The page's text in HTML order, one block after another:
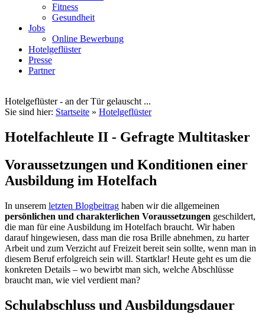
Fitness
Gesundheit
Jobs
Online Bewerbung
Hotelgeflüster
Presse
Partner
Hotelgeflüster - an der Tür gelauscht ...
Sie sind hier: Startseite » Hotelgeflüster
Hotelfachleute II - Gefragte Multitasker
Voraussetzungen und Konditionen einer
Ausbildung im Hotelfach
In unserem letzten Blogbeitrag haben wir die allgemeinen
persönlichen und charakterlichen Voraussetzungen geschildert,
die man für eine Ausbildung im Hotelfach braucht. Wir haben
darauf hingewiesen, dass man die rosa Brille abnehmen, zu harter
Arbeit und zum Verzicht auf Freizeit bereit sein sollte, wenn man in
diesem Beruf erfolgreich sein will. Startklar! Heute geht es um die
konkreten Details – wo bewirbt man sich, welche Abschlüsse
braucht man, wie viel verdient man?
Schulabschluss und Ausbildungsdauer